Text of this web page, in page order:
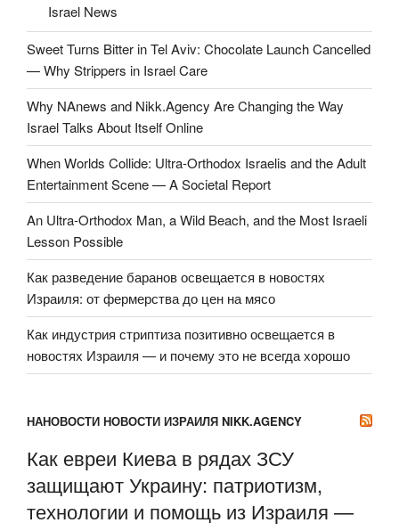
Israel News
Sweet Turns Bitter in Tel Aviv: Chocolate Launch Cancelled
— Why Strippers in Israel Care
Why NAnews and Nikk.Agency Are Changing the Way
Israel Talks About Itself Online
When Worlds Collide: Ultra-Orthodox Israelis and the Adult
Entertainment Scene — A Societal Report
An Ultra-Orthodox Man, a Wild Beach, and the Most Israeli
Lesson Possible
Как разведение баранов освещается в новостях
Израиля: от фермерства до цен на мясо
Как индустрия стриптиза позитивно освещается в
новостях Израиля — и почему это не всегда хорошо
НАНОВОСТИ НОВОСТИ ИЗРАИЛЯ NIKK.AGENCY
Как евреи Киева в рядах ЗСУ
защищают Украину: патриотизм,
технологии и помощь из Израиля —